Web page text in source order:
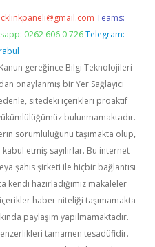
Teams:
0262 606 0 726 Telegram:
Kanun gereğince Bilgi Teknolojileri
onaylanmış bir Yer Sağlayıcı
sitedeki içerikleri proaktif
bulunmamaktadır.
sorumluluğunu taşımakta olup,
etmiş sayılırlar. Bu internet
şahıs şirketi ile hiçbir bağlantısı
kendi hazırladığımız makaleler
haber niteliği taşımamakta
paylaşım yapılmamaktadır.
tamamen tesadüfidir.